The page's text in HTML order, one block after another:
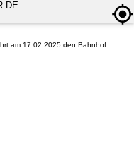
am 17.02.2025 den Bahnhof